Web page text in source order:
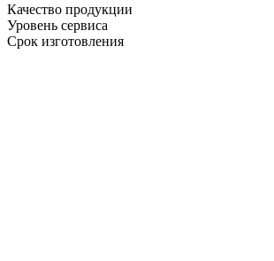
Качество продукции
Уровень сервиса
Срок изготовления